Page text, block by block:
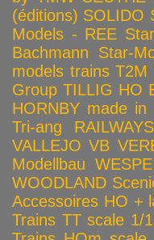
(éditions) SOLIDO
Models - REE
Bachmann
Star-
models trains T2M
Group TILLIG HO
HORNBY made in
Tri-ang RAILWAYS
VALLEJO VB
Modellbau
WOODLAND
Accessoires HO +
Trains TT scale 1/